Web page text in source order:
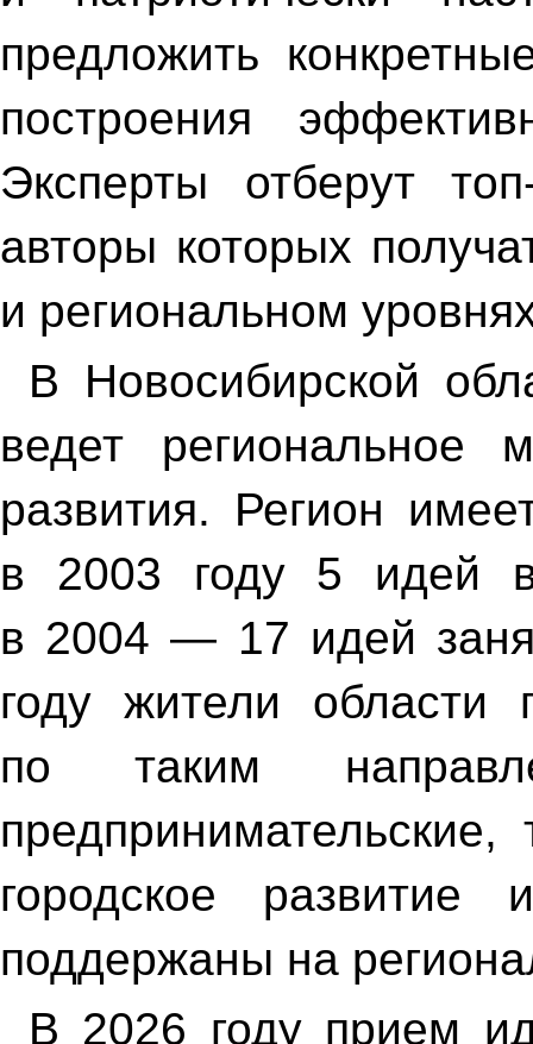
предложить
построения
Эксперты отберут
авторы которых
и региональном
В Новосибирской
ведет региональное
развития. Регион
в 2003 году 5 идей
в 2004 — 17 идей
году жители
по таким
предпринимательские,
городское
поддержаны на
В 2026 году прием